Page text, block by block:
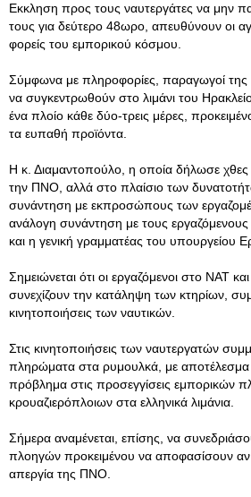
Εκκληση προς τους ναυτεργάτες να μην
τους για δεύτερο 48ωρο, απευθύνουν οι
φορείς του εμπορικού κόσμου.
Σύμφωνα με πληροφορίες, παραγωγοί της
να συγκεντρωθούν στο λιμάνι του
ένα πλοίο κάθε δύο-τρεις μέρες,
τα ευπαθή προϊόντα.
Η κ. Διαμαντοπούλο, η οποία δήλωσε χθες
την ΠΝΟ, αλλά στο πλαίσιο των
συνάντηση με εκπροσώπους των
ανάλογη συνάντηση με τους
και η γενική γραμματέας του υπουργείου
Σημειώνεται ότι οι εργαζόμενοι στο ΝΑΤ
συνεχίζουν την κατάληψη των κτηρίων,
κινητοποιήσεις των ναυτικών.
Στις κινητοποιήσεις των ναυτεργατών
πληρώματα στα ρυμουλκά, με αποτέλεσμα
πρόβλημα στις προσεγγίσεις εμπορικών
κρουαζιερόπλοιων στα ελληνικά λιμάνια.
Σήμερα αναμένεται, επίσης, να
πλοηγών προκειμένου να αποφασίσουν
απεργία της ΠΝΟ.